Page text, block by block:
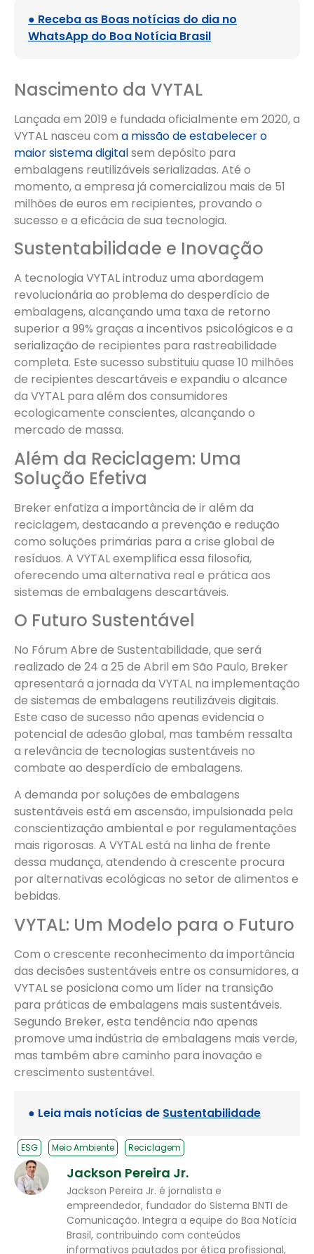
● Receba as Boas notícias do dia no
WhatsApp do Boa Notícia Brasil
Nascimento da VYTAL
Lançada em 2019 e fundada oficialmente em 2020, a
VYTAL nasceu com a missão de estabelecer o
maior sistema digitalsem depósito para
embalagens reutilizáveis serializadas. Até o
momento, a empresa já comercializou mais de 51
milhões de euros em recipientes, provando o
sucesso e a eficácia de sua tecnologia.
Sustentabilidade e Inovação
A tecnologia VYTAL introduz uma abordagem
revolucionária ao problema do desperdício de
embalagens, alcançando uma taxa de retorno
superior a 99% graças a incentivos psicológicos e a
serialização de recipientes para rastreabilidade
completa. Este sucesso substituiu quase 10 milhões
de recipientes descartáveis e expandiu o alcance
da VYTAL para além dos consumidores
ecologicamente conscientes, alcançando o
mercado de massa.
Além da Reciclagem: Uma
Solução Efetiva
Breker enfatiza a importância de ir além da
reciclagem, destacando a prevenção e redução
como soluções primárias para a crise global de
resíduos. A VYTAL exemplifica essa filosofia,
oferecendo uma alternativa real e prática aos
sistemas de embalagens descartáveis.
O Futuro Sustentável
No Fórum Abre de Sustentabilidade, que será
realizado de 24 a 25 de Abril em São Paulo, Breker
apresentará a jornada da VYTAL na implementação
de sistemas de embalagens reutilizáveis digitais.
Este caso de sucesso não apenas evidencia o
potencial de adesão global, mas também ressalta
a relevância de tecnologias sustentáveis no
combate ao desperdício de embalagens.
A demanda por soluções de embalagens
sustentáveis está em ascensão, impulsionada pela
conscientização ambiental e por regulamentações
mais rigorosas. A VYTAL está na linha de frente
dessa mudança, atendendo à crescente procura
por alternativas ecológicas no setor de alimentos e
bebidas.
VYTAL: Um Modelo para o Futuro
Com o crescente reconhecimento da importância
das decisões sustentáveis entre os consumidores, a
VYTAL se posiciona como um líder na transição
para práticas de embalagens mais sustentáveis.
Segundo Breker, esta tendência não apenas
promove uma indústria de embalagens mais verde,
mas também abre caminho para inovação e
crescimento sustentável.
● Leia mais notícias de Sustentabilidade
ESG Meio Ambiente Reciclagem
Jackson Pereira Jr.
Jackson Pereira Jr. é jornalista e
empreendedor, fundador do Sistema BNTI de
Comunicação. Integra a equipe do Boa Notícia
Brasil, contribuindo com conteúdos
informativos pautados por ética profissional,